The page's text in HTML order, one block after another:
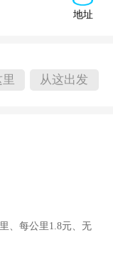
地址
从这出发
、每公里1.8元、无